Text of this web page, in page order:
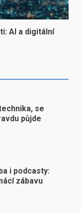
AI a digitální
se
půjde
i podcasty:
zábavu